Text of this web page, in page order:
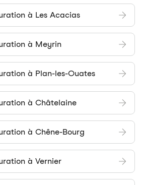
à Les Acacias
à Meyrin
à Plan-les-Ouates
à Châtelaine
à Chêne-Bourg
à Vernier